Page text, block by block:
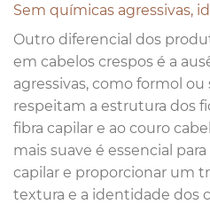
Sem químicas agressivas,
Outro diferencial dos
em cabelos crespos é a
agressivas, como formol ou
respeitam a estrutura dos
fibra capilar e ao couro
mais suave é essencial
capilar e proporcionar um
textura e a identidade dos